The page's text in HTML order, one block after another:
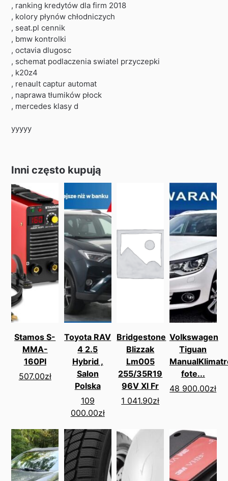
, ranking kredytów dla firm 2018
, kolory płynów chłodniczych
, seat.pl cennik
, bmw kontrolki
, octavia dlugosc
, schemat podlaczenia swiatel przyczepki
, k20z4
, renault captur automat
, naprawa tłumików płock
, mercedes klasy d
yyyyy
Inni często kupują
Stamos S-
MMA-
160PI
507.00zł
Toyota RAV
4 2.5
Hybrid ,
Salon
Polska
109
000.00zł
Bridgestone
Blizzak
Lm005
255/35R19
96V Xl Fr
1 041.90zł
Volkswagen
Tiguan
fote...
48 900.00zł